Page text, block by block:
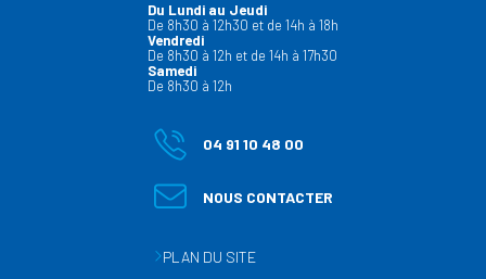
Du Lundi au Jeudi
De 8h30 à 12h30 et de 14h à 18h
Vendredi
De 8h30 à 12h et de 14h à 17h30
Samedi
De 8h30 à 12h
04 91 10 48 00
NOUS CONTACTER
PLAN DU SITE